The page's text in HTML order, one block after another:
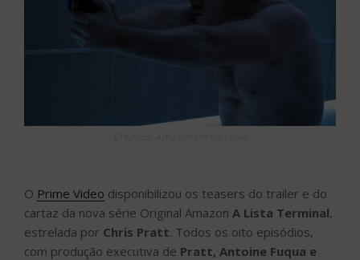
O Prime Video disponibilizou os teasers do trailer e do
cartaz da nova série Original Amazon A Lista Terminal,
estrelada por Chris Pratt. Todos os oito episódios,
com produção executiva de Pratt, Antoine Fuqua e